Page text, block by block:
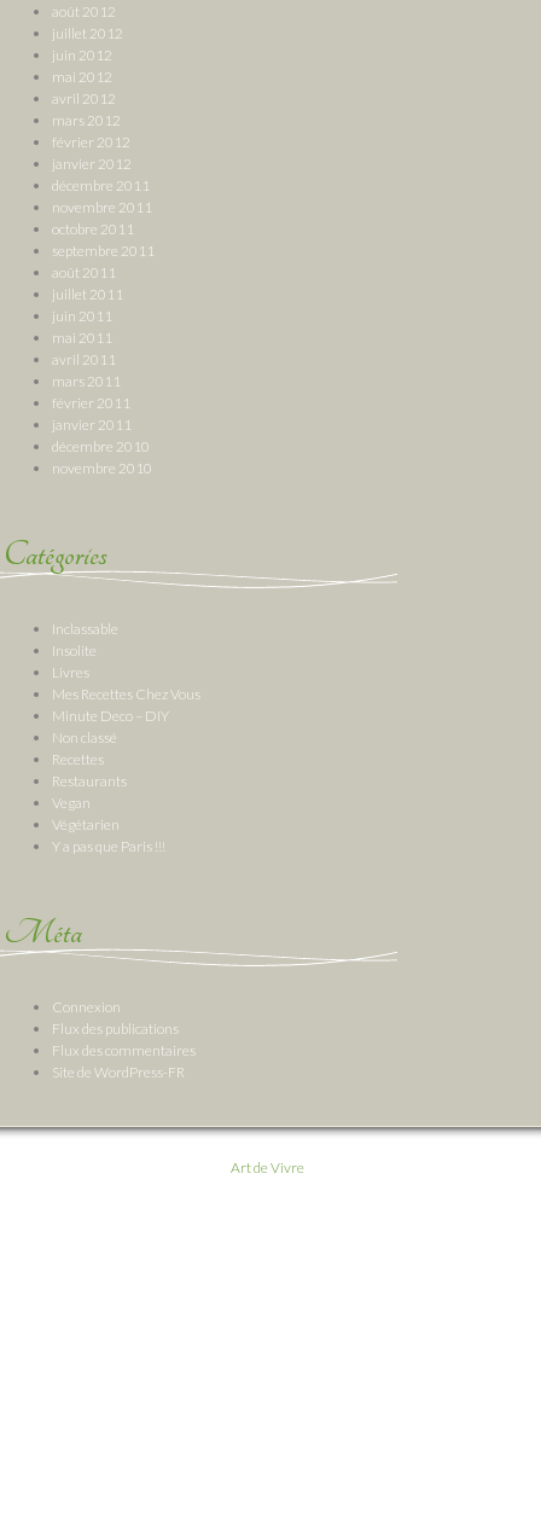
août 2012
juillet 2012
juin 2012
mai 2012
avril 2012
mars 2012
février 2012
janvier 2012
décembre 2011
novembre 2011
octobre 2011
septembre 2011
août 2011
juillet 2011
juin 2011
mai 2011
avril 2011
mars 2011
février 2011
janvier 2011
décembre 2010
novembre 2010
Catégories
Inclassable
Insolite
Livres
Mes Recettes Chez Vous
Minute Deco – DIY
Non classé
Recettes
Restaurants
Vegan
Végétarien
Y a pas que Paris !!!
Méta
Connexion
Flux des publications
Flux des commentaires
Site de WordPress-FR
Art de Vivre